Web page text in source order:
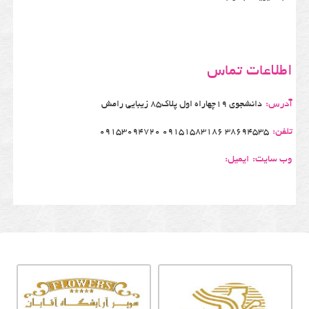
اطلاعات تماس
آدرس: دانشجوی 19چهاراه اول پلاک85 زیبایی رامش
تلفن: 38694535 09151583186 09153094720
وب سایت: ایمیل: